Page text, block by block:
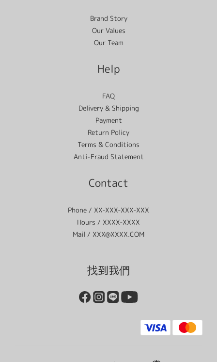
Brand Story
Our Values
Our Team
Help
FAQ
Delivery & Shipping
Payment
Return Policy
Terms & Conditions
Anti-Fraud Statement
Contact
Phone / XX-XXX-XXX-XXX
Hours / XXXX-XXXX
Mail / XXX@XXXX.COM
找到我們